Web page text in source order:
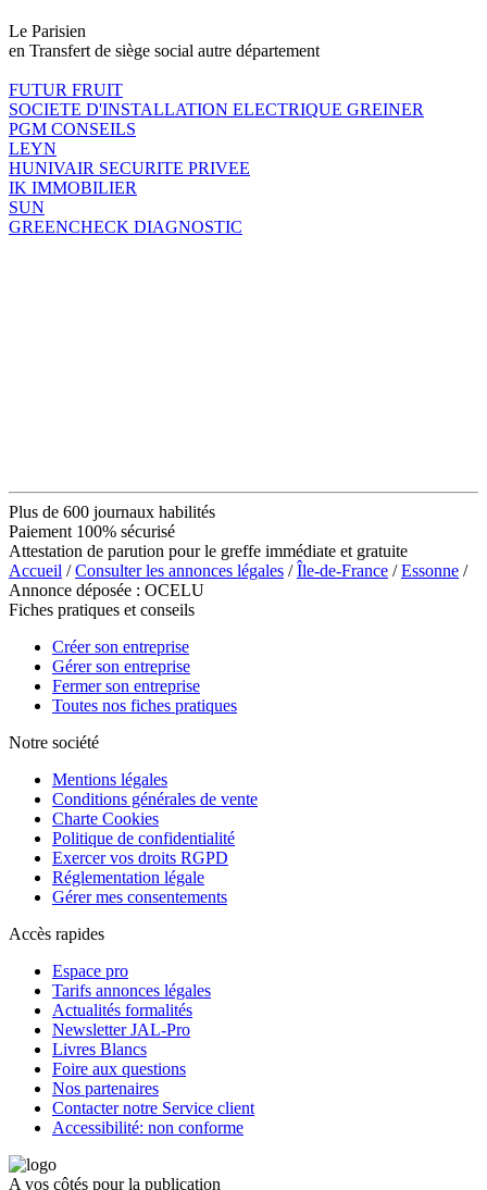
Le Parisien
en Transfert de siège social autre département
FUTUR FRUIT
SOCIETE D'INSTALLATION ELECTRIQUE GREINER
PGM CONSEILS
LEYN
HUNIVAIR SECURITE PRIVEE
IK IMMOBILIER
SUN
GREENCHECK DIAGNOSTIC
Plus de 600 journaux habilités
Paiement 100% sécurisé
Attestation de parution pour le greffe immédiate et gratuite
Accueil /Consulter les annonces légales /Île-de-France /Essonne /
Annonce déposée : OCELU
Fiches pratiques et conseils
Créer son entreprise
Gérer son entreprise
Fermer son entreprise
Toutes nos fiches pratiques
Notre société
Mentions légales
Conditions générales de vente
Charte Cookies
Politique de confidentialité
Exercer vos droits RGPD
Réglementation légale
Gérer mes consentements
Accès rapides
Espace pro
Tarifs annonces légales
Actualités formalités
Newsletter JAL-Pro
Livres Blancs
Foire aux questions
Nos partenaires
Contacter notre Service client
Accessibilité: non conforme
A vos côtés pour la publication